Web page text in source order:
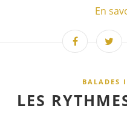
En
BALADES
LES